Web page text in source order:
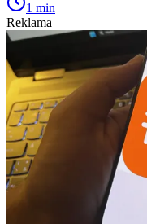
1 min
Reklama